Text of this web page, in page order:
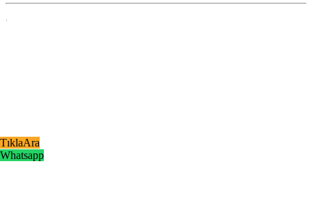
TıklaAra
Whatsapp
,